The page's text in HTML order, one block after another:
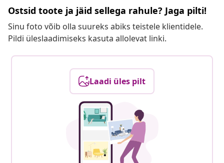
Ostsid toote ja jäid sellega rahule? Jaga pilti!
Sinu foto võib olla suureks abiks teistele klientidele.
Pildi üleslaadimiseks kasuta allolevat linki.
Laadi üles pilt